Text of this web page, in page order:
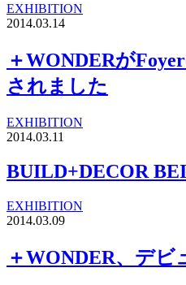
EXHIBITION
2014.03.14
＋WONDERが
されました
EXHIBITION
2014.03.11
BUILD+DECOR
EXHIBITION
2014.03.09
＋WONDER、デビ